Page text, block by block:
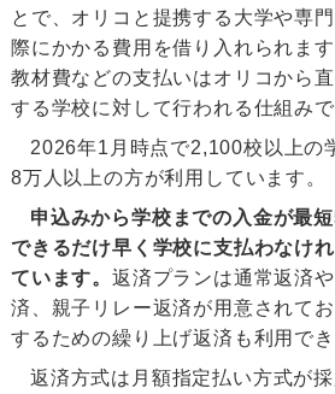
とで、オリコと提携する大学や専
際にかかる費用を借り入れられま
教材費などの支払いはオリコから
する学校に対して行われる仕組みで
2026年1月時点で2,100校以上の
8万人以上の方が利用しています。
申込みから学校までの入金が最
できるだけ早く学校に支払わなけ
ています。 返済プランは通常返済
済、親子リレー返済が用意されて
するための繰り上げ返済も利用でき
返済方式は月額指定払い方式が